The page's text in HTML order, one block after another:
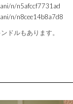
n/n5afccf7731ad
n/n8cee14b8a7d8
ドルもあります。